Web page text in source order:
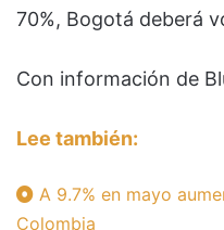
70%, Bogotá deberá
Con información de
Lee también:
A 9.7% en mayo
Colombia